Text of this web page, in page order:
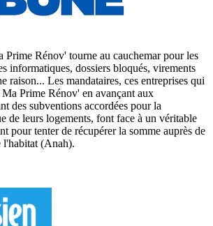
Prime Rénov' tourne au cauchemar pour les
informatiques, dossiers bloqués, virements
raison... Les mandataires, ces entreprises qui
Prime Rénov' en avançant aux
des subventions accordées pour la
de leurs logements, font face à un véritable
pour tenter de récupérer la somme auprès de
l'habitat (Anah).